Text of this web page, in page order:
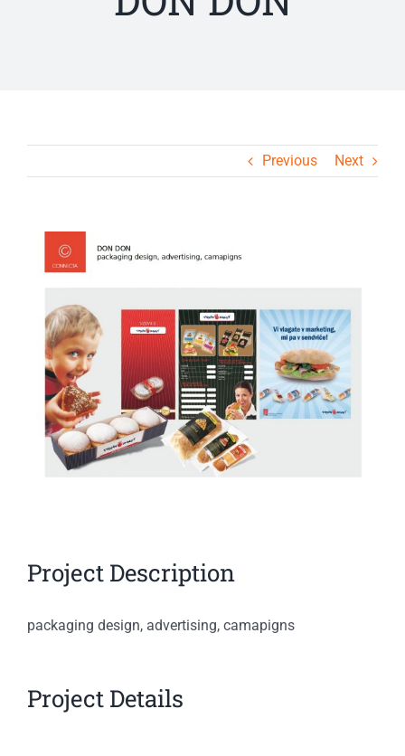
Previous Next
Larger
Project Description
packaging design, advertising, camapigns
Project Details